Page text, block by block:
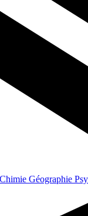
Chimie Géographie